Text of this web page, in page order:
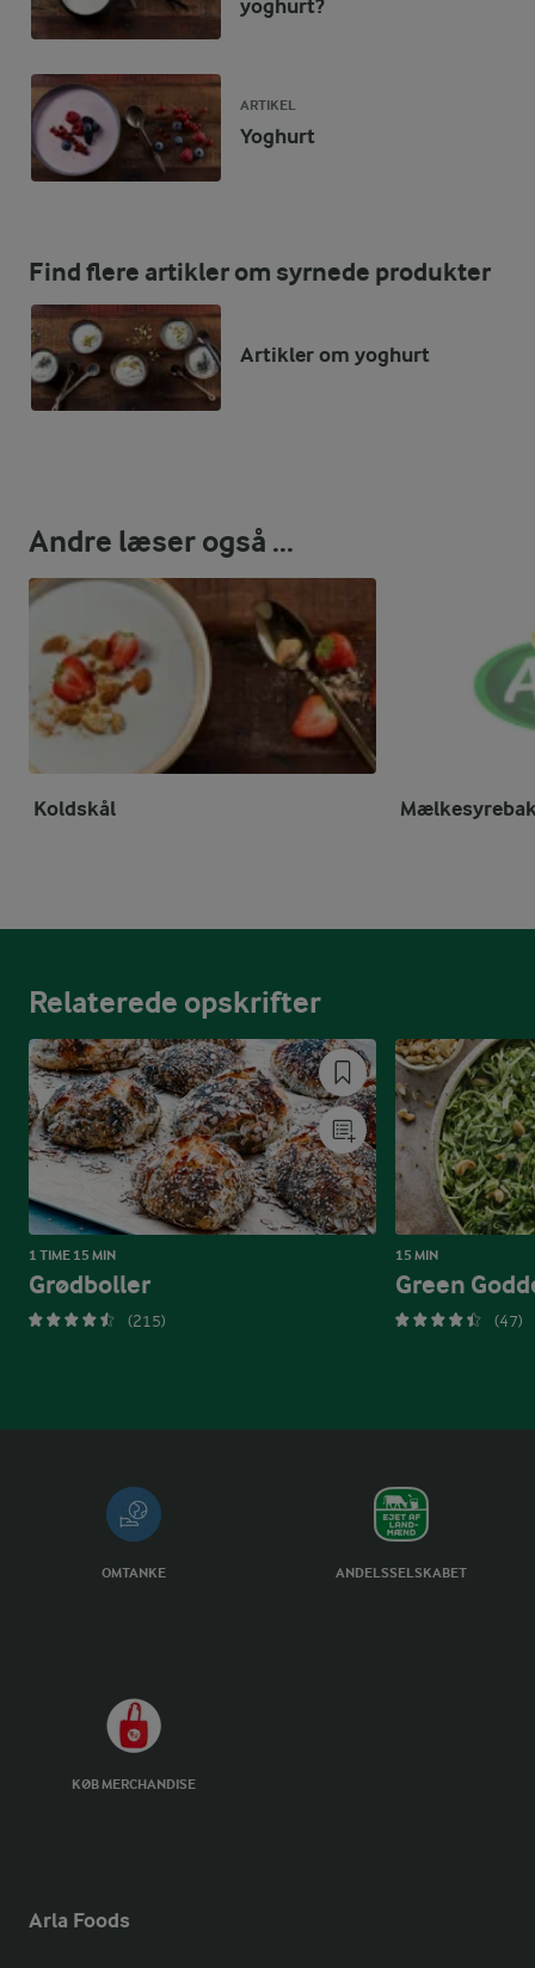
yoghurt?
ARTIKEL
Yoghurt
Find flere artikler om syrnede produkter
Artikler om yoghurt
Andre læser også ...
Koldskål
Relaterede opskrifter
1 TIME 15 MIN
Grødboller
(215)
15 MIN
Green
(47)
OMTANKE ANDELSSELSKABET
KØB MERCHANDISE
Arla Foods